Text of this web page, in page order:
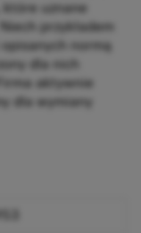
uznane
przykładem
normą
dla nich
aktywnie
dla wymiany